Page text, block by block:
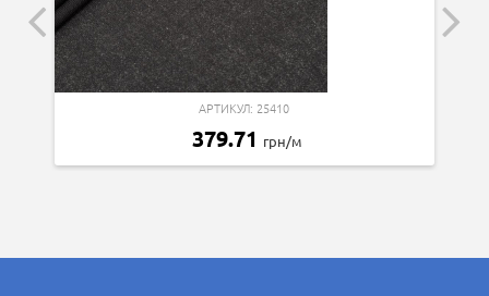
АРТИКУЛ: 25410
379.71 грн/м